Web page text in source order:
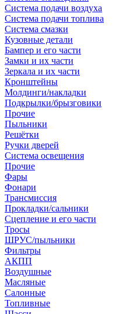
Система подачи воздуха
Система подачи топлива
Система смазки
Кузовные детали
Бампер и его части
Замки и их части
Зеркала и их части
Кронштейны
Молдинги/накладки
Подкрылки/брызговики
Прочие
Пыльники
Решётки
Ручки дверей
Система освещения
Прочие
Фары
Фонари
Трансмиссия
Прокладки/сальники
Сцепление и его части
Тросы
ШРУС/пыльники
Фильтры
АКПП
Воздушные
Масляные
Салонные
Топливные